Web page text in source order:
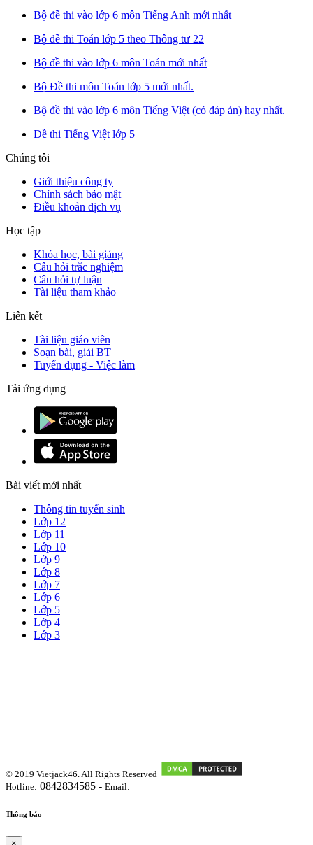
Bộ đề thi vào lớp 6 môn Tiếng Anh mới nhất
Bộ đề thi Toán lớp 5 theo Thông tư 22
Bộ đề thi vào lớp 6 môn Toán mới nhất
Bộ Đề thi môn Toán lớp 5 mới nhất.
Bộ đề thi vào lớp 6 môn Tiếng Việt (có đáp án) hay nhất.
Đề thi Tiếng Việt lớp 5
Chúng tôi
Giới thiệu công ty
Chính sách bảo mật
Điều khoản dịch vụ
Học tập
Khóa học, bài giảng
Câu hỏi trắc nghiệm
Câu hỏi tự luận
Tài liệu tham khảo
Liên kết
Tài liệu giáo viên
Soạn bài, giải BT
Tuyển dụng - Việc làm
Tải ứng dụng
Bài viết mới nhất
Thông tin tuyển sinh
Lớp 12
Lớp 11
Lớp 10
Lớp 9
Lớp 8
Lớp 7
Lớp 6
Lớp 5
Lớp 4
Lớp 3
© 2019 Vietjack46. All Rights Reserved
Hotline: 0842834585 - Email:
Thông báo